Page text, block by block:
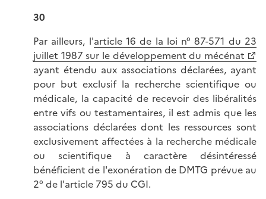
30
Par ailleurs, l'article 16 de la loi n° 87-571 du 23
juillet 1987 sur le développement du mécénat
ayant étendu aux associations déclarées, ayant
pour but exclusif la recherche scientifique ou
médicale, la capacité de recevoir des libéralités
entre vifs ou testamentaires, il est admis que les
associations déclarées dont les ressources sont
exclusivement affectées à la recherche médicale
ou scientifique à caractère désintéressé
bénéficient de l'exonération de DMTG prévue au
2° de l'article 795 du CGI.